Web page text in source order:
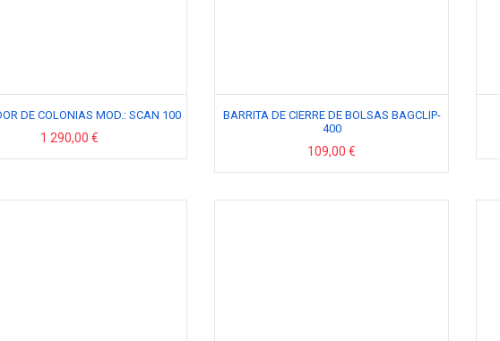
DE COLONIAS MOD.: SCAN 100
1 290,00 €
BARRITA DE CIERRE DE BOLSAS BAGCLIP-
400
109,00 €